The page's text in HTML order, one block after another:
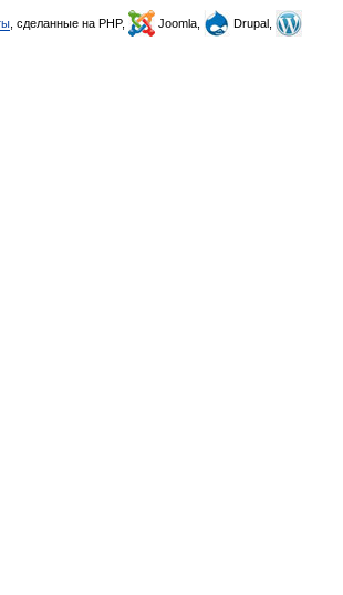
, сделанные на PHP, Joomla,
Drupal,